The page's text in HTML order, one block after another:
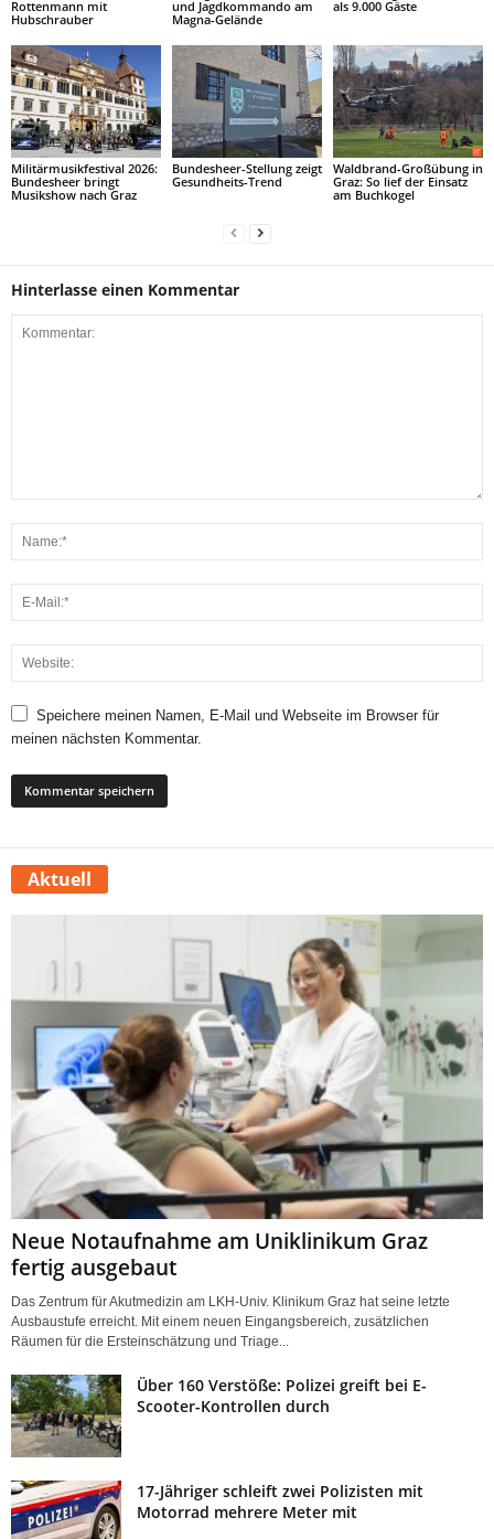
Rottenmann mit
Hubschrauber
und Jagdkommando am
Magna-Gelände
als 9.000 Gäste
Militärmusikfestival 2026:
Bundesheer bringt
Musikshow nach Graz
Bundesheer-Stellung zeigt
Gesundheits-Trend
Waldbrand-Großübung in
Graz: So lief der Einsatz
am Buchkogel
Hinterlasse einen Kommentar
Speichere meinen Namen, E-Mail und Webseite im Browser für
meinen nächsten Kommentar.
Aktuell
Neue Notaufnahme am Uniklinikum Graz
fertig ausgebaut
Das Zentrum für Akutmedizin am LKH-Univ. Klinikum Graz hat seine letzte
Ausbaustufe erreicht. Mit einem neuen Eingangsbereich, zusätzlichen
Räumen für die Ersteinschätzung und Triage...
Über 160 Verstöße: Polizei greift bei E-
Scooter-Kontrollen durch
17-Jähriger schleift zwei Polizisten mit
Motorrad mehrere Meter mit